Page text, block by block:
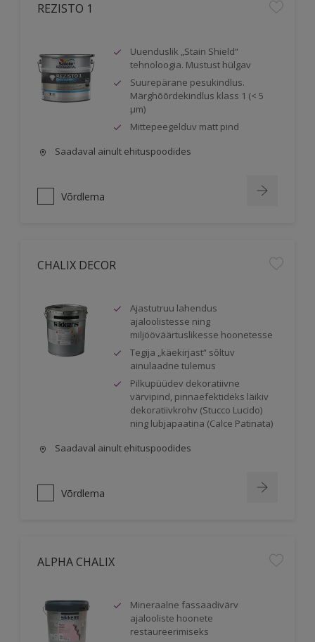
REZISTO 1
Uuenduslik „Stain Shield“
tehnoloogia. Mustust hülgav
Suurepärane pesukindlus.
Märghõõrdekindlus klass 1 (< 5
μm)
Mittepeegelduv matt pind
Saadaval ainult ehituspoodides
Võrdlema
CHALIX DECOR
Ajastutruu lahendus
ajaloolistesse ning
miljööväärtuslikesse hoonetesse
Tegija „käekirjast“ sõltuv
ainulaadne tulemus
Pilkupüüdev dekoratiivne
värvipind, pinnaefektideks läikiv
dekoratiivkrohv (Stucco Lucido)
ning lubjapaatina (Calce Patinata)
Saadaval ainult ehituspoodides
Võrdlema
ALPHA CHALIX
Mineraalne fassaadivärv
ajalooliste hoonete
restaureerimiseks